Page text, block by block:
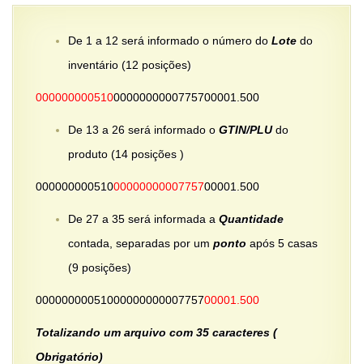
De 1 a 12 será informado o número do Lote do
inventário (12 posições)
0000000005100000000000775700001.500
De 13 a 26 será informado o GTIN/PLUdo
produto (14 posições )
0000000005100000000000775700001.500
De 27 a 35 será informada a Quantidade
contada, separadas por um ponto após 5 casas
(9 posições)
0000000005100000000000775700001.500
Totalizando um arquivo com 35 caracteres (
Obrigatório)